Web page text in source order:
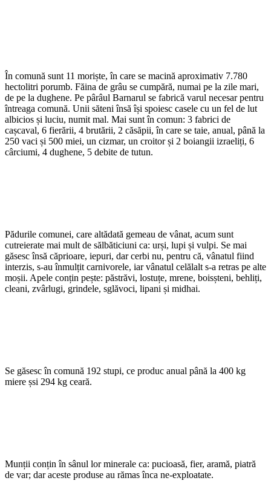
În comună sunt 11 moriște, în care se macină aproximativ 7.780
hectolitri porumb. Făina de grâu se cumpără, numai pe la zile mari,
de pe la dughene. Pe pârâul Barnarul se fabrică varul necesar pentru
întreaga comună. Unii săteni însă își spoiesc casele cu un fel de lut
albicios și luciu, numit mal. Mai sunt în comun: 3 fabrici de
cașcaval, 6 fierării, 4 brutării, 2 căsăpii, în care se taie, anual, până la
250 vaci și 500 miei, un cizmar, un croitor și 2 boiangii izraeliți, 6
cârciumi, 4 dughene, 5 debite de tutun.
Pădurile comunei, care altădată gemeau de vânat, acum sunt
cutreierate mai mult de sălbăticiuni ca: urși, lupi și vulpi. Se mai
găsesc însă căprioare, iepuri, dar cerbi nu, pentru că, vânatul fiind
interzis, s-au înmulțit carnivorele, iar vânatul celălalt s-a retras pe alte
moșii. Apele conțin pește: păstrăvi, lostuțe, mrene, boisșteni, behliți,
cleani, zvârlugi, grindele, sglăvoci, lipani și midhai.
Se găsesc în comună 192 stupi, ce produc anual până la 400 kg
miere șsi 294 kg ceară.
Munții conțin în sânul lor minerale ca: pucioasă, fier, aramă, piatră
de var; dar aceste produse au rămas înca ne-exploatate.